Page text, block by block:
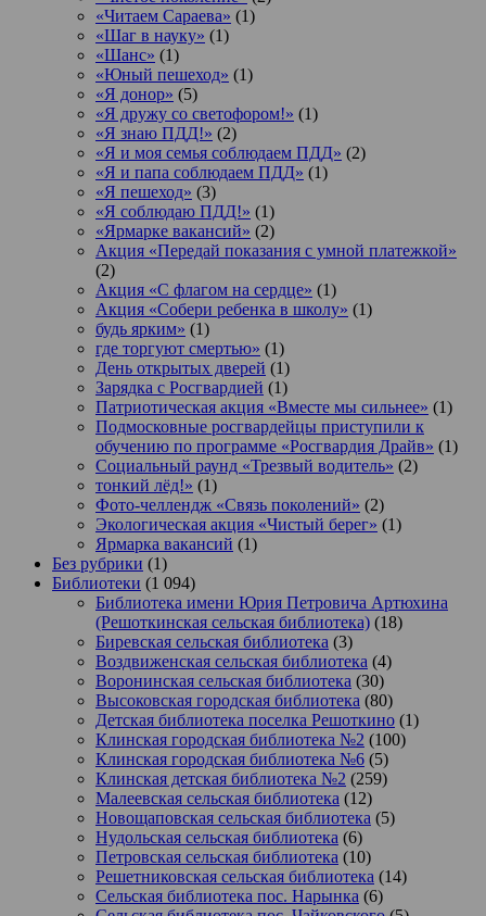
«Читаем Сараева» (1)
«Шаг в науку» (1)
«Шанс» (1)
«Юный пешеход» (1)
«Я донор» (5)
«Я дружу со светофором!» (1)
«Я знаю ПДД!» (2)
«Я и моя семья соблюдаем ПДД» (2)
«Я и папа соблюдаем ПДД» (1)
«Я пешеход» (3)
«Я соблюдаю ПДД!» (1)
«Ярмарке вакансий» (2)
Акция «Передай показания с умной платежкой»
(2)
Акция «С флагом на сердце» (1)
Акция «Собери ребенка в школу» (1)
будь ярким» (1)
где торгуют смертью» (1)
День открытых дверей (1)
Зарядка с Росгвардией (1)
Патриотическая акция «Вместе мы сильнее» (1)
Подмосковные росгвардейцы приступили к
обучению по программе «Росгвардия Драйв» (1)
Социальный раунд «Трезвый водитель» (2)
тонкий лёд!» (1)
Фото-челлендж «Связь поколений» (2)
Экологическая акция «Чистый берег» (1)
Ярмарка вакансий (1)
Без рубрики (1)
Библиотеки (1 094)
Библиотека имени Юрия Петровича Артюхина
(Решоткинская сельская библиотека) (18)
Биревская сельская библиотека (3)
Воздвиженская сельская библиотека (4)
Воронинская сельская библиотека (30)
Высоковская городская библиотека (80)
Детская библиотека поселка Решоткино (1)
Клинская городская библиотека №2 (100)
Клинская городская библиотека №6 (5)
Клинская детская библиотека №2 (259)
Малеевская сельская библиотека (12)
Новощаповская сельская библиотека (5)
Нудольская сельская библиотека (6)
Петровская сельская библиотека (10)
Решетниковская сельская библиотека (14)
Сельская библиотека пос. Нарынка (6)